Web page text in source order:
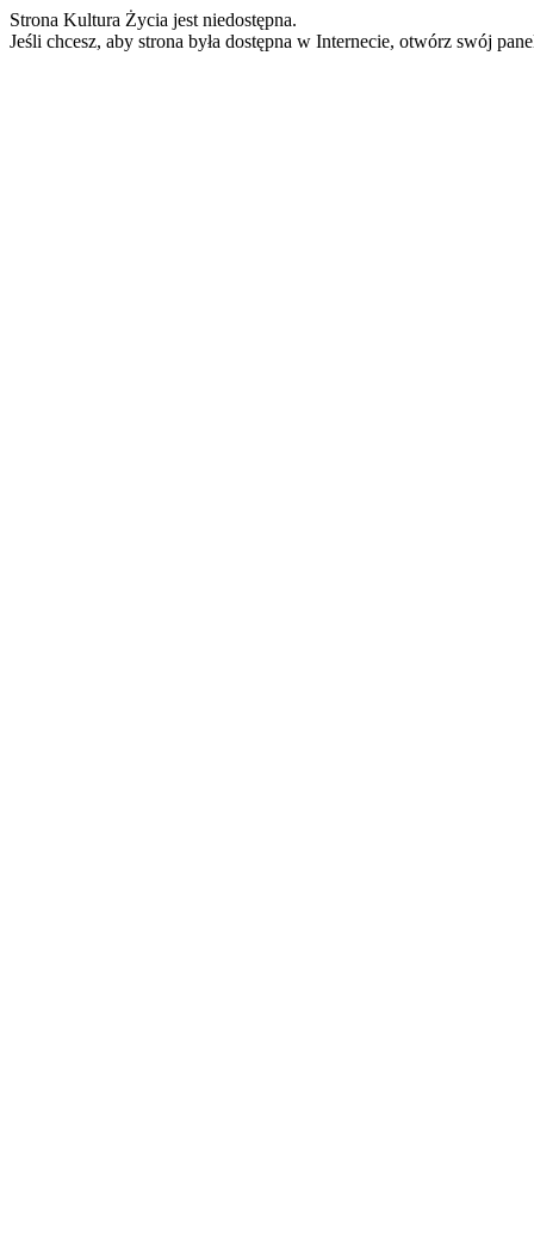
Strona Kultura Życia jest niedostępna.
Jeśli chcesz, aby strona była dostępna w Internecie, otwórz swój